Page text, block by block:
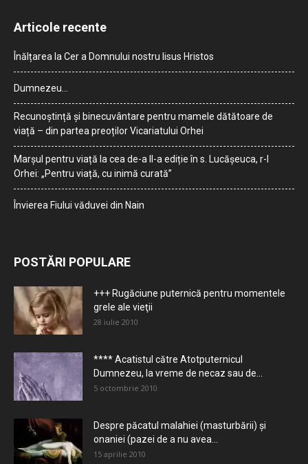
Articole recente
Înălțarea la Cer a Domnului nostru Iisus Hristos
Dumnezeu…
Recunoștință și binecuvântare pentru mamele dătătoare de
viață – din partea preoților Vicariatului Orhei
Marșul pentru viață la cea de-a II-a ediție în s. Lucășeuca, r-l
Orhei: „Pentru viață, cu inimă curată”
Învierea Fiului văduvei din Nain
POSTĂRI POPULARE
+++ Rugăciune puternică pentru momentele
grele ale vieţii
28 iulie 2010
**** Acatistul către Atotputernicul
Dumnezeu, la vreme de necaz sau de...
5 octombrie 2010
Despre păcatul malahiei (masturbării) şi
onaniei (pazei de a nu avea...
15 aprilie 2010